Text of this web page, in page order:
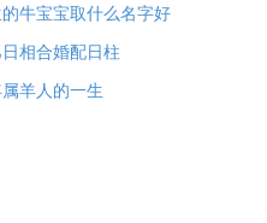
没有木问题也不大，丁卯是火
牛宝宝取什么名字好
相合婚配日柱
羊人的一生